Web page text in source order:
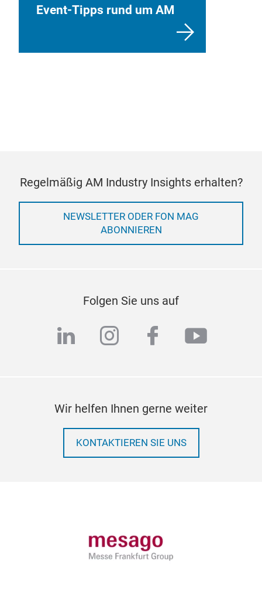
Event-Tipps rund um AM
Regelmäßig AM Industry Insights erhalten?
NEWSLETTER ODER FON MAG
ABONNIEREN
Folgen Sie uns auf
linkedininstagram
facebook
Wir helfen Ihnen gerne weiter
KONTAKTIEREN SIE UNS